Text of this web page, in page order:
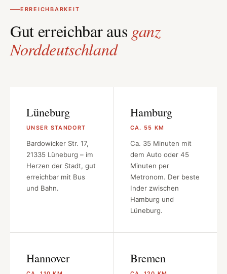
ERREICHBARKEIT
Gut erreichbar aus ganz
Norddeutschland
Lüneburg
UNSER STANDORT
Bardowicker Str. 17,
21335 Lüneburg – im
Herzen der Stadt, gut
erreichbar mit Bus
und Bahn.
Hamburg
CA. 55 KM
Ca. 35 Minuten mit
dem Auto oder 45
Minuten per
Metronom. Der beste
Inder zwischen
Hamburg und
Lüneburg.
Hannover Bremen